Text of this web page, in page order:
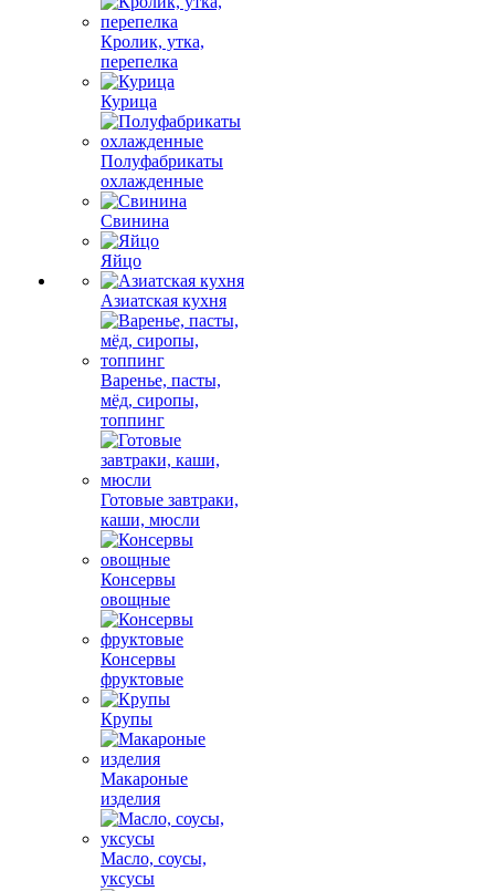
Кролик, утка,
перепелка
Курица
Полуфабрикаты
охлажденные
Свинина
Яйцо
Азиатская кухня
Варенье, пасты,
мёд, сиропы,
топпинг
Готовые завтраки,
каши, мюсли
Консервы
овощные
Консервы
фруктовые
Крупы
Макароные
изделия
Масло, соусы,
уксусы